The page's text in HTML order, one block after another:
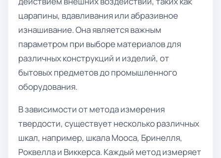
царапины, вдавливания или абразивное
изнашивание. Она является важным
параметром при выборе материалов для
различных конструкций и изделий, от
бытовых предметов до промышленного
оборудования.
В зависимости от метода измерения
твердости, существует несколько различных
шкал, например, шкала Мооса, Бринелля,
Роквелла и Виккерса. Каждый метод измеряет